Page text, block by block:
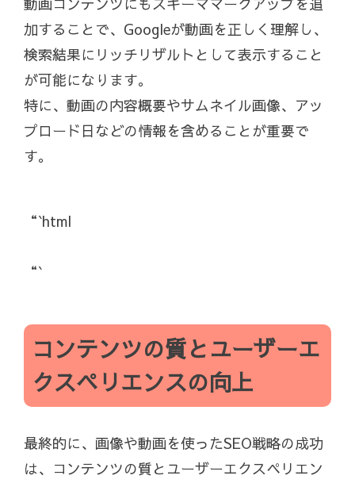
加することで、Googleが動画を正しく理解し、
検索結果にリッチリザルトとして表示すること
が可能になります。
特に、動画の内容概要やサムネイル画像、アッ
プロード日などの情報を含めることが重要で
す。
“`html
“`
コンテンツの質とユーザーエ
クスペリエンスの向上
最終的に、画像や動画を使ったSEO戦略の成功
は、コンテンツの質とユーザーエクスペリエン